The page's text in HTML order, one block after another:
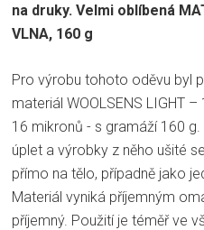
na druky. Velmi oblíbená
VLNA, 160 g
Pro výrobu tohoto oděvu byl
materiál WOOLSENS LIGHT
16 mikronů - s gramáží 160
úplet a výrobky z něho ušité
přímo na tělo, případně jako
Materiál vyniká příjemným
příjemný. Použití je téměř ve